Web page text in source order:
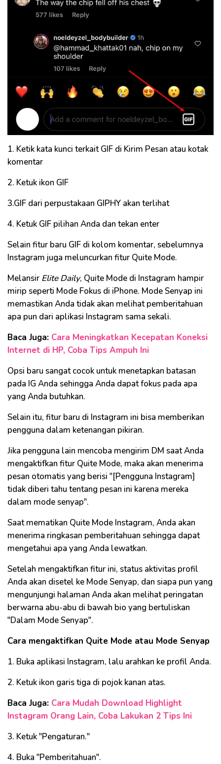
1. Ketik kata kunci terkait GIF di Kirim Pesan atau kotak
komentar
2. Ketuk ikon GIF
3.GIF dari perpustakaan GIPHY akan terlihat
4. Ketuk GIF pilihan Anda dan tekan enter
Selain fitur baru GIF di kolom komentar, sebelumnya
Instagram juga meluncurkan fitur Quite Mode.
Melansir Elite Daily, Quite Mode di Instagram hampir
mirip seperti Mode Fokus di iPhone. Mode Senyap ini
memastikan Anda tidak akan melihat pemberitahuan
apa pun dari aplikasi Instagram sama sekali.
Baca Juga: Cara Meningkatkan Kecepatan Koneksi
Internet di HP, Coba Tips Ampuh Ini
Opsi baru sangat cocok untuk menetapkan batasan
pada IG Anda sehingga Anda dapat fokus pada apa
yang Anda butuhkan.
Selain itu, fitur baru di Instagram ini bisa memberikan
pengguna dalam ketenangan pikiran.
Jika pengguna lain mencoba mengirim DM saat Anda
mengaktifkan fitur Quite Mode, maka akan menerima
pesan otomatis yang berisi "[Pengguna Instagram]
tidak diberi tahu tentang pesan ini karena mereka
dalam mode senyap".
Saat mematikan Quite Mode Instagram, Anda akan
menerima ringkasan pemberitahuan sehingga dapat
mengetahui apa yang Anda lewatkan.
Setelah mengaktifkan fitur ini, status aktivitas profil
Anda akan disetel ke Mode Senyap, dan siapa pun yang
mengunjungi halaman Anda akan melihat peringatan
berwarna abu-abu di bawah bio yang bertuliskan
"Dalam Mode Senyap".
Cara mengaktifkan Quite Mode atau Mode Senyap
1. Buka aplikasi Instagram, lalu arahkan ke profil Anda.
2. Ketuk ikon garis tiga di pojok kanan atas.
Baca Juga: Cara Mudah Download Highlight
Instagram Orang Lain, Coba Lakukan 2 Tips Ini
3. Ketuk "Pengaturan."
4. Buka "Pemberitahuan".